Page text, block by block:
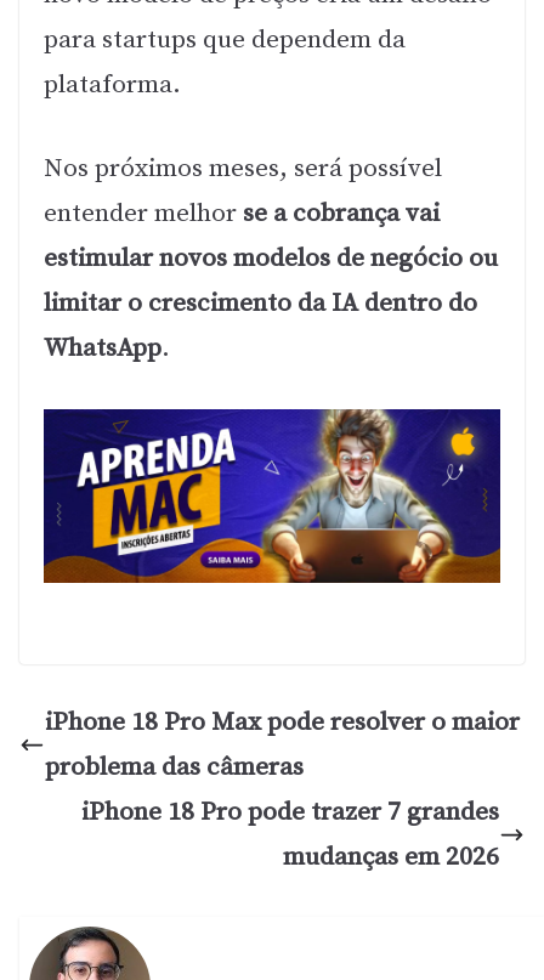
para startups que dependem da
plataforma.
Nos próximos meses, será possível
entender melhor se a cobrança vai
estimular novos modelos de negócio ou
limitar o crescimento da IA dentro do
WhatsApp.
iPhone 18 Pro Max pode resolver o maior
problema das câmeras
iPhone 18 Pro pode trazer 7 grandes
mudanças em 2026